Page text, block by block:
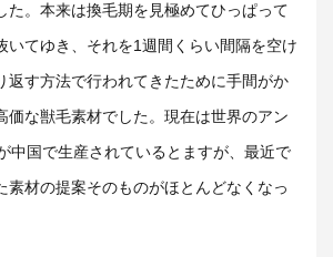
た。本来は換毛期を見極めてひっぱって
いてゆき、それを1週間くらい間隔を空け
返す方法で行われてきたために手間がか
価な獣毛素材でした。現在は世界のアン
中国で生産されているとますが、最近で
素材の提案そのものがほとんどなくなっ